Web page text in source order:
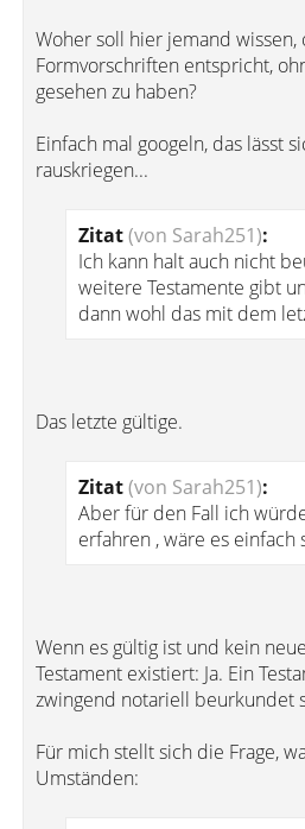
Woher soll hier jemand wissen,
Formvorschriften entspricht,
gesehen zu haben?
Einfach mal googeln, das lässt
rauskriegen...
Zitat(von Sarah251):
Ich kann halt auch nicht
weitere Testamente gibt
dann wohl das mit dem
Das letzte gültige.
Zitat(von Sarah251):
Aber für den Fall ich
erfahren , wäre es einfach
Wenn es gültig ist und kein
Testament existiert: Ja. Ein
zwingend notariell beurkundet
Für mich stellt sich die Frage,
Umständen: